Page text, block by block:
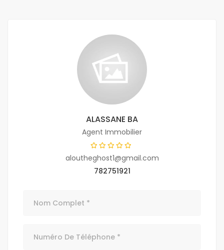
ALASSANE BA
Agent Immobilier
aloutheghost1@gmail.com
782751921